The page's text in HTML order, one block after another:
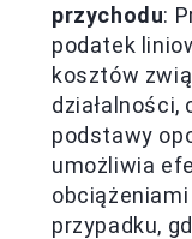
przychodu:
podatek
kosztów
działalności,
podstawy
umożliwia
przypadku,